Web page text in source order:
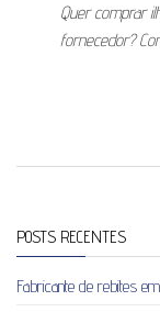
Quer comprar
fornecedor?
POSTS RECENTES
Fabricante de rebites